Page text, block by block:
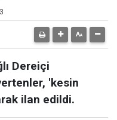
Dereiçi
'kesin
ilan edildi.